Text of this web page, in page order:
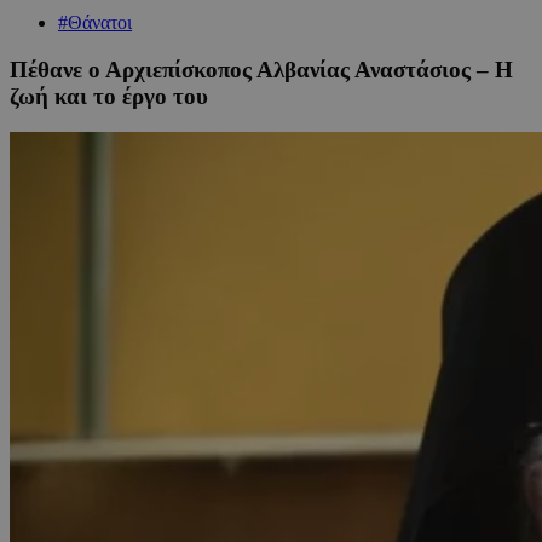
#Θάνατοι
Πέθανε ο Αρχιεπίσκοπος Αλβανίας Αναστάσιος – Η
ζωή και το έργο του